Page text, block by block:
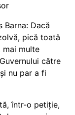
Barna: Dacă
pică toată
mai multe
către
nu par a fi
într-o petiție,